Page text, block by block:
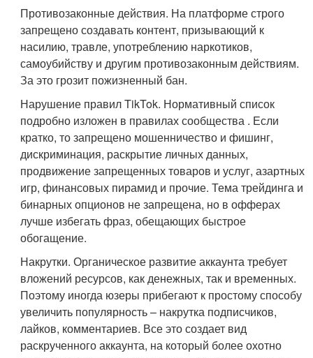
Противозаконные действия. На платформе строго
запрещено создавать контент, призывающий к
насилию, травле, употреблению наркотиков,
самоубийству и другим противозаконным действиям.
За это грозит пожизненный бан.
Нарушение правил TikTok. Нормативный список
подробно изложен в правилах сообщества . Если
кратко, то запрещено мошенничество и фишинг,
дискриминация, раскрытие личных данных,
продвижение запрещенных товаров и услуг, азартных
игр, финансовых пирамид и прочие. Тема трейдинга и
бинарных опционов не запрещена, но в офферах
лучше избегать фраз, обещающих быстрое
обогащение.
Накрутки. Органическое развитие аккаунта требует
вложений ресурсов, как денежных, так и временных.
Поэтому иногда юзеры прибегают к простому способу
увеличить популярность – накрутка подписчиков,
лайков, комментариев. Все это создает вид
раскрученного аккаунта, на который более охотно